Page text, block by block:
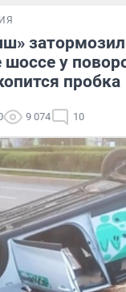
затормозил
у
пробка
9 074 10